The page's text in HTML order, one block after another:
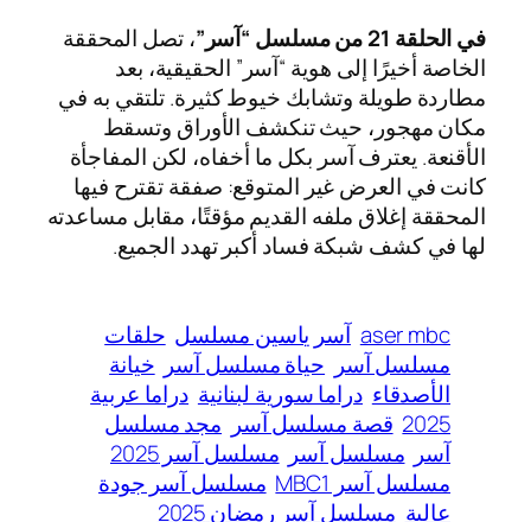
في الحلقة 21 من مسلسل “آسر”
، تصل المحققة
الخاصة أخيرًا إلى هوية “آسر” الحقيقية، بعد
مطاردة طويلة وتشابك خيوط كثيرة. تلتقي به في
مكان مهجور، حيث تنكشف الأوراق وتسقط
الأقنعة. يعترف آسر بكل ما أخفاه، لكن المفاجأة
كانت في العرض غير المتوقع: صفقة تقترح فيها
المحققة إغلاق ملفه القديم مؤقتًا، مقابل مساعدته
لها في كشف شبكة فساد أكبر تهدد الجميع.
aser mbc آسر ياسين مسلسل حلقات
مسلسل آسر حياة مسلسل آسر خيانة
الأصدقاء دراما سورية لبنانية دراما عربية
2025 قصة مسلسل آسر مجد مسلسل
آسر مسلسل آسر مسلسل آسر 2025
مسلسل آسر MBC1
مسلسل آسر جودة
عالية مسلسل آسر رمضان 2025